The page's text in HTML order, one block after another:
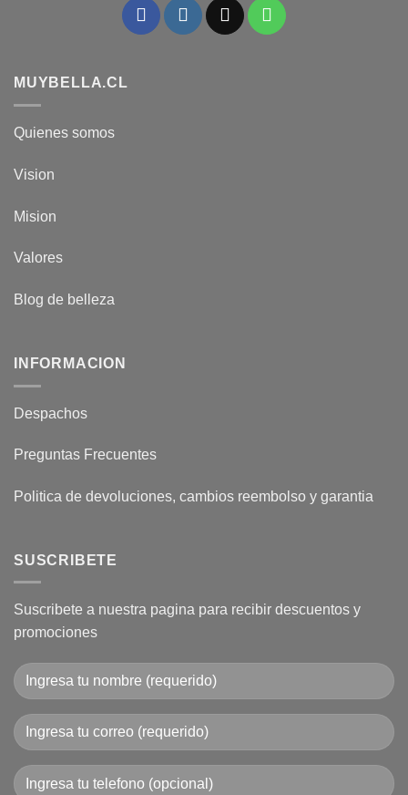
MUYBELLA.CL
Quienes somos
Vision
Mision
Valores
Blog de belleza
INFORMACION
Despachos
Preguntas Frecuentes
Politica de devoluciones, cambios reembolso y garantia
SUSCRIBETE
Suscribete a nuestra pagina para recibir descuentos y
promociones